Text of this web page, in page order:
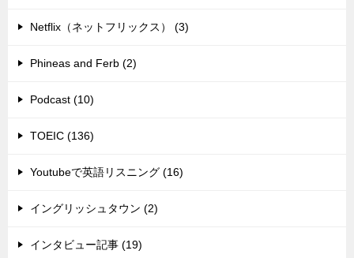
Netflix（ネットフリックス） (3)
Phineas and Ferb (2)
Podcast (10)
TOEIC (136)
Youtubeで英語リスニング (16)
イングリッシュタウン (2)
インタビュー記事 (19)